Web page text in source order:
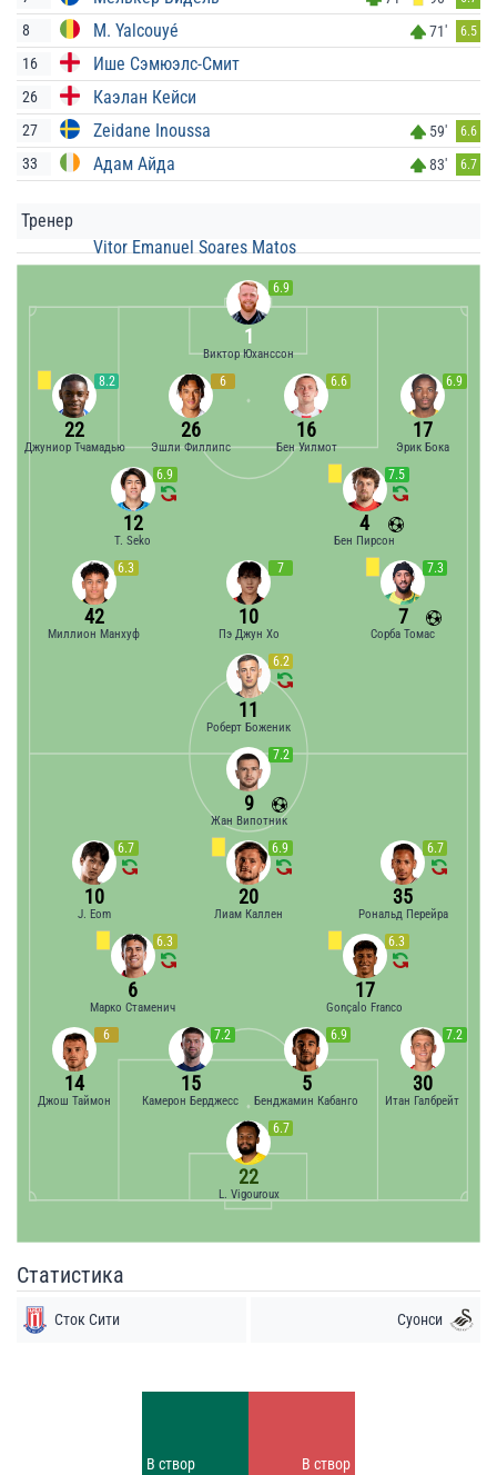
8 M. Yalcouyé 71' 6.5
16 Ише Сэмюэлс-Смит
26 Каэлан Кейси
27 Zeidane Inoussa 59' 6.6
33 Адам Айда 83' 6.7
Тренер
Vitor Emanuel Soares Matos
6.9
1
Виктор Юханссон
6.9
17
Эрик Бока
6.6
16
Бен Уилмот
6
26
Эшли Филлипс
8.2
22
Джуниор Тчамадью
7.5
4
Бен Пирсон
6.9
12
T. Seko
7.3
7
Сорба Томас
7
10
Пэ Джун Хо
6.3
42
Миллион Манхуф
6.2
11
Роберт Боженик
6.7
22
L. Vigouroux
6
14
Джош Таймон
7.2
15
Камерон Берджесс
6.9
5
Бенджамин Кабанго
7.2
30
Итан Галбрейт
6.3
6
Марко Стаменич
6.3
17
Gonçalo Franco
6.7
10
J. Eom
6.9
20
Лиам Каллен
6.7
35
Рональд Перейра
7.2
9
Жан Випотник
Статистика
Сток Сити Суонси
В створ В створ